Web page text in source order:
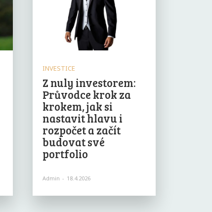
INVESTICE
Z nuly investorem:
Průvodce krok za
krokem, jak si
nastavit hlavu i
rozpočet a začít
budovat své
portfolio
Admin - 18.4.2026